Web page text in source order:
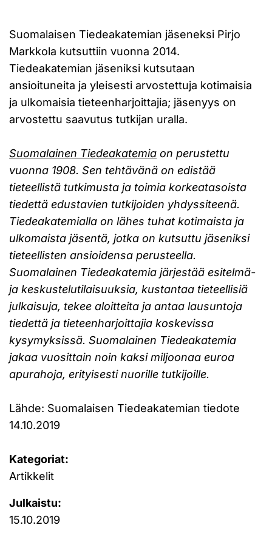
Suomalaisen Tiedeakatemian jäseneksi Pirjo
Markkola kutsuttiin vuonna 2014.
Tiedeakatemian jäseniksi kutsutaan
ansioituneita ja yleisesti arvostettuja kotimaisia
ja ulkomaisia tieteenharjoittajia; jäsenyys on
arvostettu saavutus tutkijan uralla.
Suomalainen Tiedeakatemia on perustettu
vuonna 1908. Sen tehtävänä on edistää
tieteellistä tutkimusta ja toimia korkeatasoista
tiedettä edustavien tutkijoiden yhdyssiteenä.
Tiedeakatemialla on lähes tuhat kotimaista ja
ulkomaista jäsentä, jotka on kutsuttu jäseniksi
tieteellisten ansioidensa perusteella.
Suomalainen Tiedeakatemia järjestää esitelmä-
ja keskustelutilaisuuksia, kustantaa tieteellisiä
julkaisuja, tekee aloitteita ja antaa lausuntoja
tiedettä ja tieteenharjoittajia koskevissa
kysymyksissä. Suomalainen Tiedeakatemia
jakaa vuosittain noin kaksi miljoonaa euroa
apurahoja, erityisesti nuorille tutkijoille.
Lähde: Suomalaisen Tiedeakatemian tiedote
14.10.2019
Kategoriat:
Artikkelit
Julkaistu:
15.10.2019